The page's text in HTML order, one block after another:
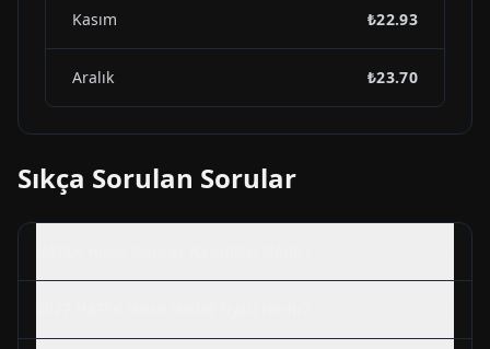
Kasım ₺22.93
Aralık ₺23.70
Sıkça Sorulan Sorular